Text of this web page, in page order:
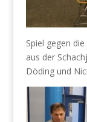
Spiel gegen
aus der
Döding und